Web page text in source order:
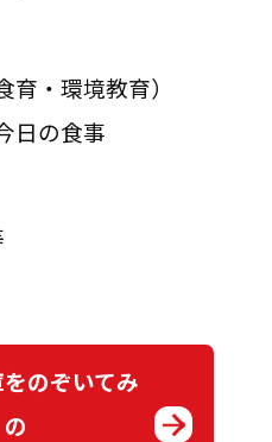
・環境教育）
日の食事
のぞいてみ